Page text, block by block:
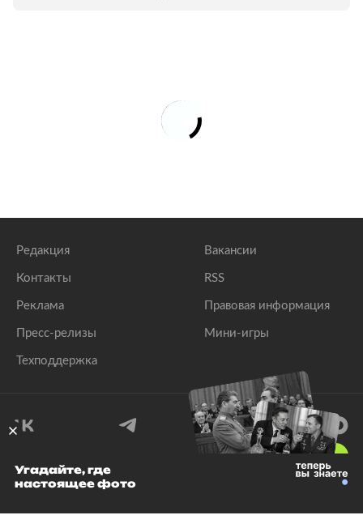
Редакция
Контакты
Реклама
Пресс-релизы
Техподдержка
Вакансии
RSS
Правовая информация
Мини-игры
© 1999–2026 Все права защищены.
Угадайте, где
настоящее фото